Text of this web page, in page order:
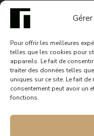
Pour offrir les meilleures
telles que les cookies pour
appareils. Le fait de
traiter des données telles
uniques sur ce site. Le fait
consentement peut avoir un
fonctions.
4,99